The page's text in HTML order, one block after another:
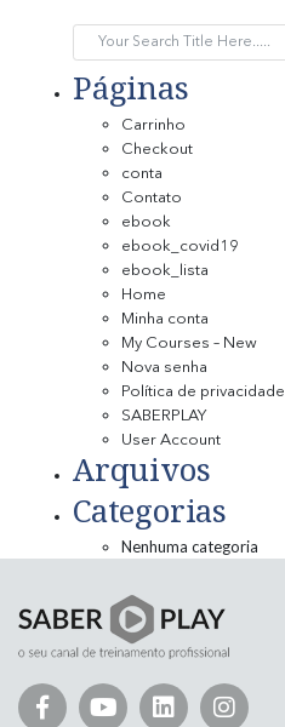
Páginas
Carrinho
Checkout
conta
Contato
ebook
ebook_covid19
ebook_lista
Home
Minha conta
My Courses – New
Nova senha
Política de privacidade
SABERPLAY
User Account
Arquivos
Categorias
Nenhuma categoria